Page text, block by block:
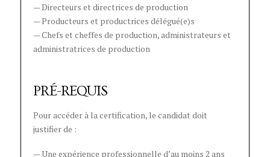
— Directeurs et directrices de production
— Producteurs et productrices délégué(e)s
— Chefs et cheffes de production, administrateurs et
administratrices de production
PRÉ-REQUIS
Pour accéder à la certification, le candidat doit
justifier de :
— Une expérience professionnelle d’au moins 2 ans